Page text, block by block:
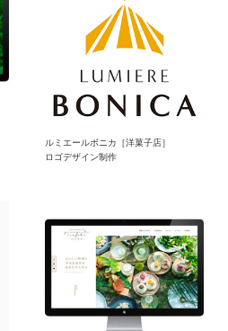
ルミエールボニカ［洋菓子店］
ロゴデザイン制作